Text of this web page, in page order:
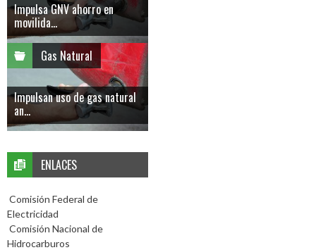
Impulsa GNV ahorro en
movilida...
Gas Natural
Impulsan uso de gas natural
an...
ENLACES
Comisión Federal de
Electricidad
Comisión Nacional de
Hidrocarburos